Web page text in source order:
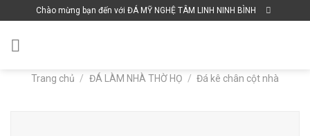
to
content
Chào mừng bạn đến với ĐÁ MỸ NGHỆ TÂM LINH NINH BÌNH
Trang chủ / ĐÁ LÀM NHÀ THỜ HỌ / Đá kê chân cột nhà